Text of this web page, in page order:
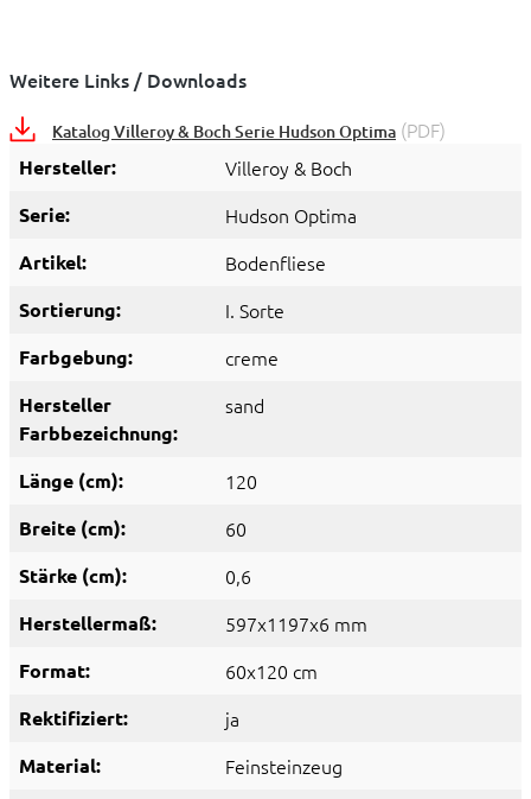
Weitere Links / Downloads
Katalog Villeroy & Boch Serie Hudson Optima (PDF)
Hersteller: Villeroy & Boch
Serie: Hudson Optima
Artikel: Bodenfliese
Sortierung: I. Sorte
Farbgebung: creme
Hersteller
Farbbezeichnung:
sand
Länge (cm): 120
Breite (cm): 60
Stärke (cm): 0,6
Herstellermaß: 597x1197x6 mm
Format: 60x120 cm
Rektifiziert: ja
Material: Feinsteinzeug